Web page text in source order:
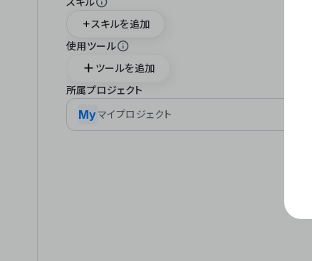
スキルを追加
使用ツール
ツールを追加
所属プロジェクト
Myマイプロジェクト